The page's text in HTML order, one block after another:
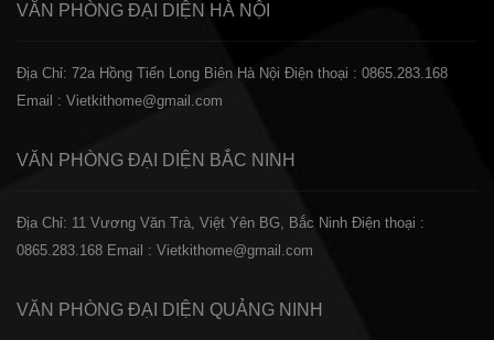
VĂN PHÒNG ĐẠI DIỆN HÀ NỘI
Địa Chỉ: 72a Hồng Tiến Long Biên Hà Nội Điện thoại : 0865.283.168
Email : Vietkithome@gmail.com
VĂN PHÒNG ĐẠI DIỆN BẮC NINH
Địa Chỉ: 11 Vương Văn Trà, Việt Yên BG, Bắc Ninh Điện thoại :
0865.283.168 Email : Vietkithome@gmail.com
VĂN PHÒNG ĐẠI DIỆN QUẢNG NINH